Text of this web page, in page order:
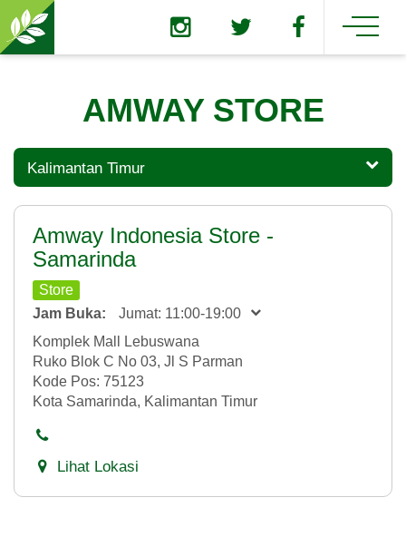
AMWAY STORE
Kalimantan Timur
Amway Indonesia Store -
Samarinda
Store
Jam Buka:
Jumat: 11:00-19:00
Komplek Mall Lebuswana
Ruko Blok C No 03, Jl S Parman
Kode Pos: 75123
Kota Samarinda, Kalimantan Timur
Lihat Lokasi